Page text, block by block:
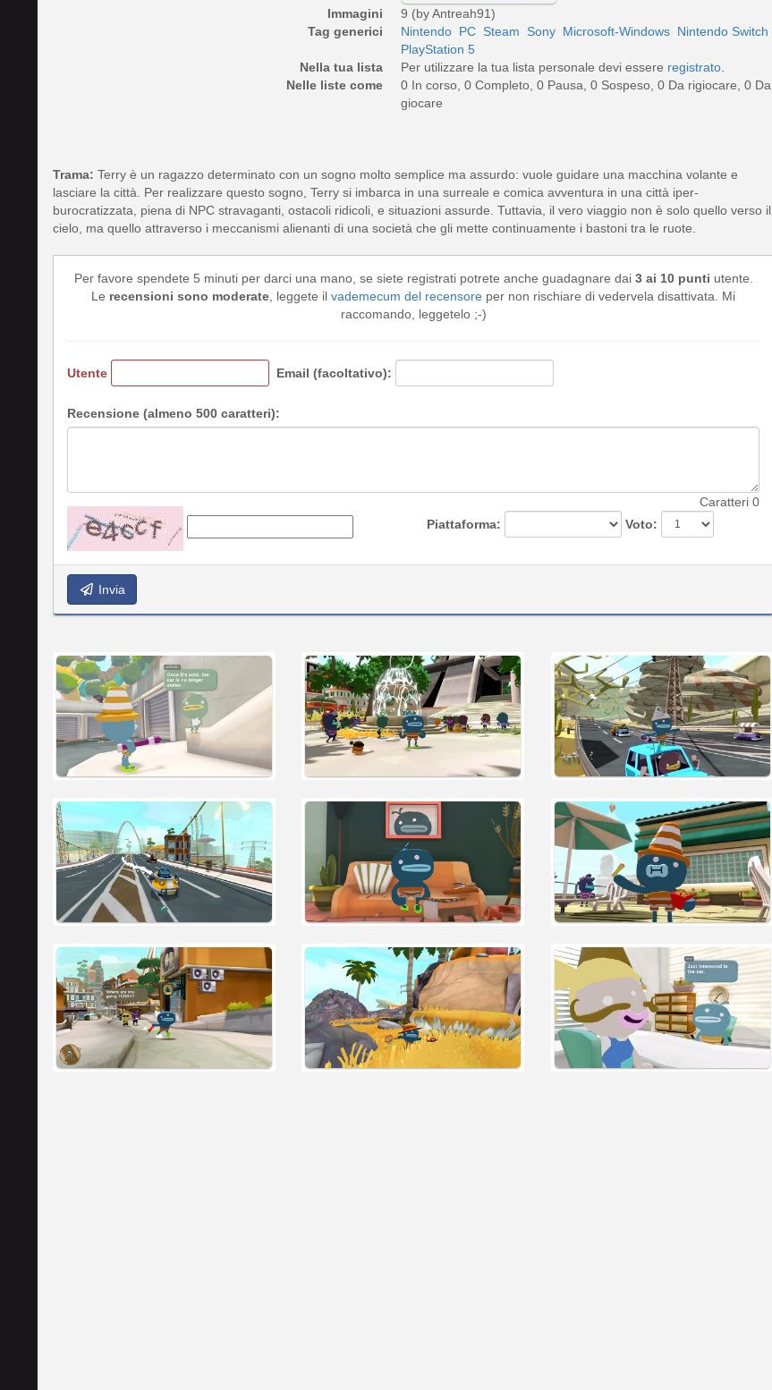
Immagini
9 (by Antreah91)
Tag generici
Nintendo PC Steam Sony Microsoft-Windows Nintendo Switch
PlayStation 5
Nella tua lista
Per utilizzare la tua lista personale devi essere registrato
Nelle liste come
0 In corso, 0 Completo, 0 Pausa, 0 Sospeso, 0 Da rigiocare, 0 Da
giocare
Trama: Terry è un ragazzo determinato con un sogno molto semplice ma assurdo: vuole guidare una macchina volante e
lasciare la città. Per realizzare questo sogno, Terry si imbarca in una surreale e comica avventura in una città iper-
burocratizzata, piena di NPC stravaganti, ostacoli ridicoli, e situazioni assurde. Tuttavia, il vero viaggio non è solo quello verso il
cielo, ma quello attraverso i meccanismi alienanti di una società che gli mette continuamente i bastoni tra le ruote.
Per favore spendete 5 minuti per darci una mano, se siete registrati potrete anche guadagnare dai 3 ai 10 punti utente.
Le recensioni sono moderate , leggete il vademecum del recensore per non rischiare di vedervela disattivata. Mi
raccomando, leggetelo ;-)
Utente Email (facoltativo):
Recensione (almeno 500 caratteri):
Caratteri 0
Piattaforma:
Voto:
Invia